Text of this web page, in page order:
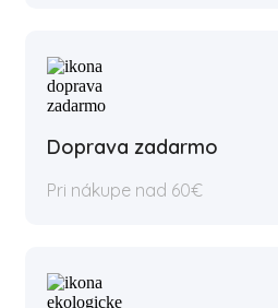
Doprava zadarmo
Pri nákupe nad 60€